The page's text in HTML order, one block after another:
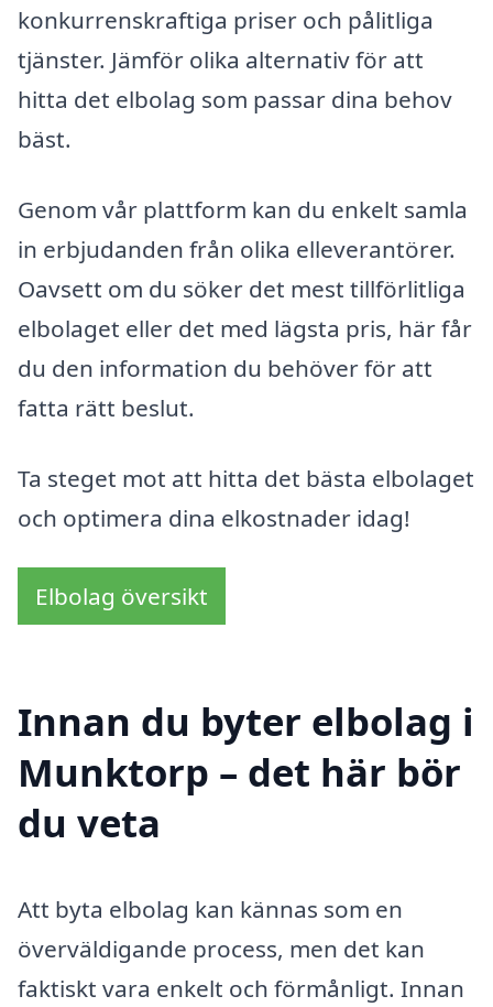
konkurrenskraftiga priser och pålitliga
tjänster. Jämför olika alternativ för att
hitta det elbolag som passar dina behov
bäst.
Genom vår plattform kan du enkelt samla
in erbjudanden från olika elleverantörer.
Oavsett om du söker det mest tillförlitliga
elbolaget eller det med lägsta pris, här får
du den information du behöver för att
fatta rätt beslut.
Ta steget mot att hitta det bästa elbolaget
och optimera dina elkostnader idag!
Elbolag översikt
Innan du byter elbolag i
Munktorp – det här bör
du veta
Att byta elbolag kan kännas som en
överväldigande process, men det kan
faktiskt vara enkelt och förmånligt. Innan